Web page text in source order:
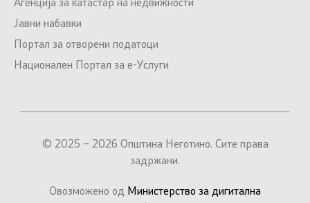
Агенција за катастар на недвижности
Јавни набавки
Портал за отворени податоци
Национален Портал за е-Услуги
© 2025 – 2026 Општина Неготино. Сите права
задржани.
Овозможено од Министерство за дигитална